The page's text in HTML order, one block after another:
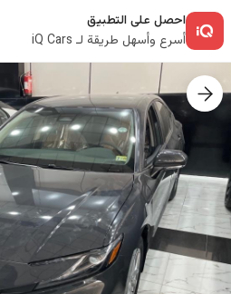
احصل على التطبيق
أسرع وأسهل طريقة لـ iQ Cars